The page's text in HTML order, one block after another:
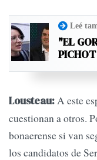
Leé
"EL
Lousteau: A este
cuestionan a otros.
bonaerense si van
los candidatos de